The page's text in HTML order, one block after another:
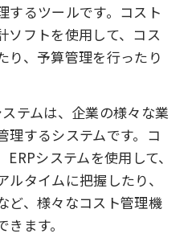
するツールです。コスト
ソフトを使用して、コス
り、予算管理を行ったり
テムは、企業の様々な業
理するシステムです。コ
システムを使用して、
タイムに把握したり、
ど、様々なコスト管理機
ます。